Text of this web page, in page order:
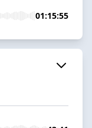
01:15:55